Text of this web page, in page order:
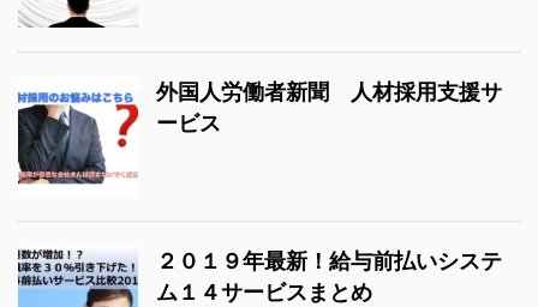
外国人労働者新聞 人材採用支援サ
ービス
２０１９年最新！給与前払いシステ
ム１４サービスまとめ